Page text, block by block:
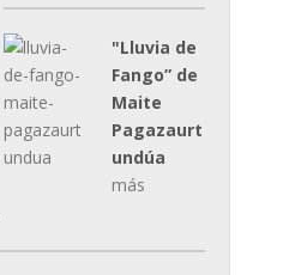
"Lluvia de
Fango” de
Maite
Pagazaurt
undúa
más